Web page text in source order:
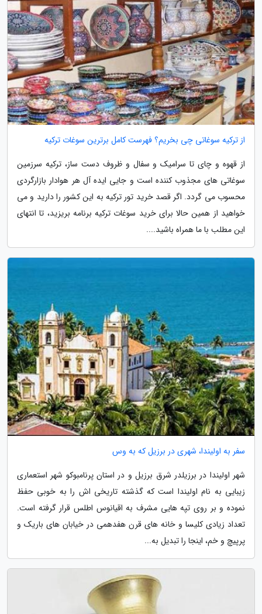
از ترکیه سوغاتی چی بخریم؟ فهرست کامل برترین سوغات ترکیه
از قهوه و چای تا سرامیک و سفال و ظروف دست ساز، ترکیه سرزمین
سوغاتی های مجذوب کننده است و جایی ایده آل هر هوادار بازارگردی
محسوب می گردد. اگر قصد خرید تور ترکیه به این کشور را دارید و می
خواهید از همین حالا برای خرید سوغات ترکیه برنامه بریزید، تا انتهای
این مطلب با ما همراه باشید....
سفر به اولیندا، شهری در برزیل که به وس
شهر اولیندا در برزیلدر شرق برزیل و در استان پرنامبوکو شهر استعماری
زیبایی به نام اولیندا است که گذشته تاریخی اش را به خوبی حفظ
نموده و بر روی تپه هایی مشرف به اقیانوس اطلس قرار گرفته است.
تعداد زیادی کلیسا و خانه های قرن هفدهمی در خیابان های باریک و
پرپیچ و خم، اینجا را تبدیل به...